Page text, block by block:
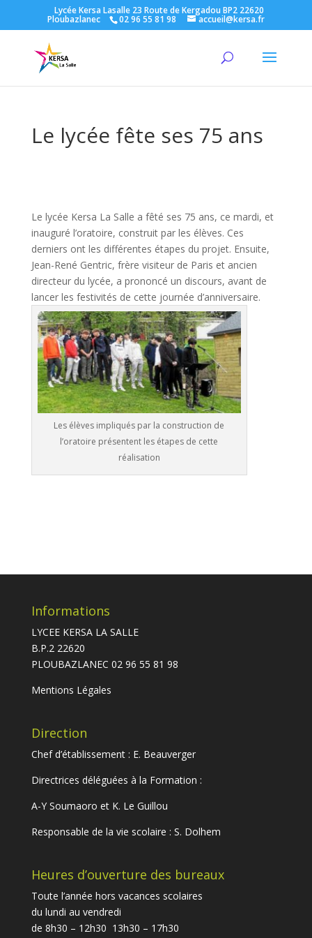
Lycée Kersa Lasalle 23 Route de Kergadou BP2 22620
Ploubazlanec 02 96 55 81 98 accueil@kersa.fr
Le lycée fête ses 75 ans
Le lycée Kersa La Salle a fêté ses 75 ans, ce mardi, et
inauguré l’oratoire, construit par les élèves. Ces
derniers ont les différentes étapes du projet. Ensuite,
Jean-René Gentric, frère visiteur de Paris et ancien
directeur du lycée, a prononcé un discours, avant de
lancer les festivités de cette journée d’anniversaire.
Les élèves impliqués par la construction de
l’oratoire présentent les étapes de cette
réalisation
Informations
LYCEE KERSA LA SALLE
B.P.2 22620
PLOUBAZLANEC 02 96 55 81 98
Mentions Légales
Direction
Chef d’établissement : E. Beauverger
Directrices déléguées à la Formation :
A-Y Soumaoro et K. Le Guillou
Responsable de la vie scolaire : S. Dolhem
Heures d’ouverture des bureaux
Toute l’année hors vacances scolaires
du lundi au vendredi
de 8h30 – 12h30 13h30 – 17h30